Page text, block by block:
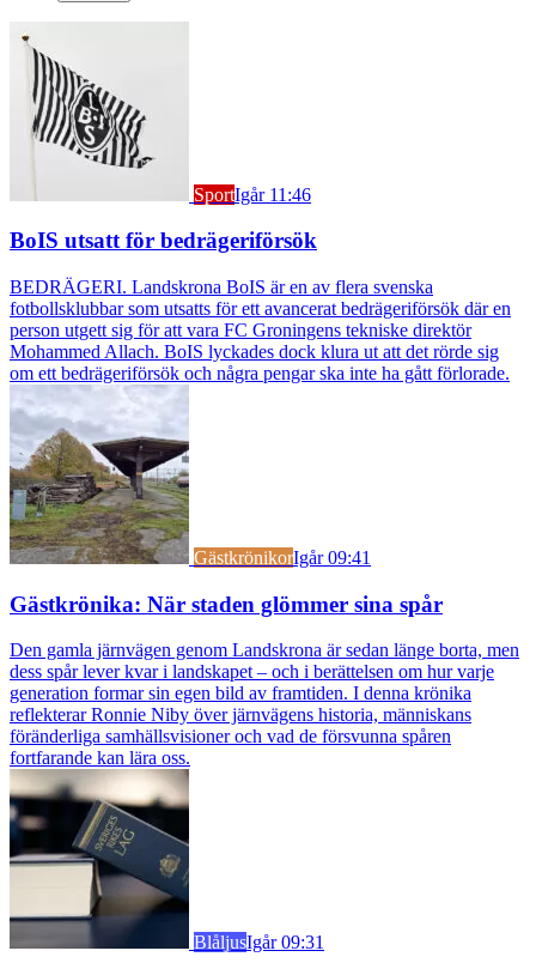
SportIgår 11:46
BoIS utsatt för bedrägeriförsök
BEDRÄGERI. Landskrona BoIS är en av flera svenska
fotbollsklubbar som utsatts för ett avancerat bedrägeriförsök där en
person utgett sig för att vara FC Groningens tekniske direktör
Mohammed Allach. BoIS lyckades dock klura ut att det rörde sig
om ett bedrägeriförsök och några pengar ska inte ha gått förlorade.
GästkrönikorIgår 09:41
Gästkrönika: När staden glömmer sina spår
Den gamla järnvägen genom Landskrona är sedan länge borta, men
dess spår lever kvar i landskapet – och i berättelsen om hur varje
generation formar sin egen bild av framtiden. I denna krönika
reflekterar Ronnie Niby över järnvägens historia, människans
föränderliga samhällsvisioner och vad de försvunna spåren
fortfarande kan lära oss.
BlåljusIgår 09:31